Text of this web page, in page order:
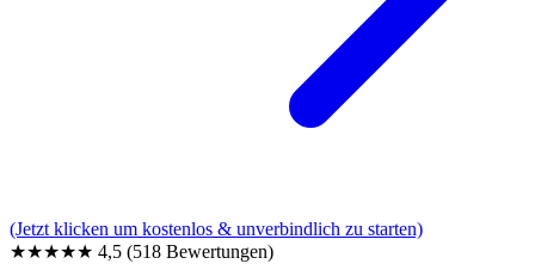
(Jetzt klicken um kostenlos & unverbindlich zu starten)
★★★★★ 4,5 (518 Bewertungen)